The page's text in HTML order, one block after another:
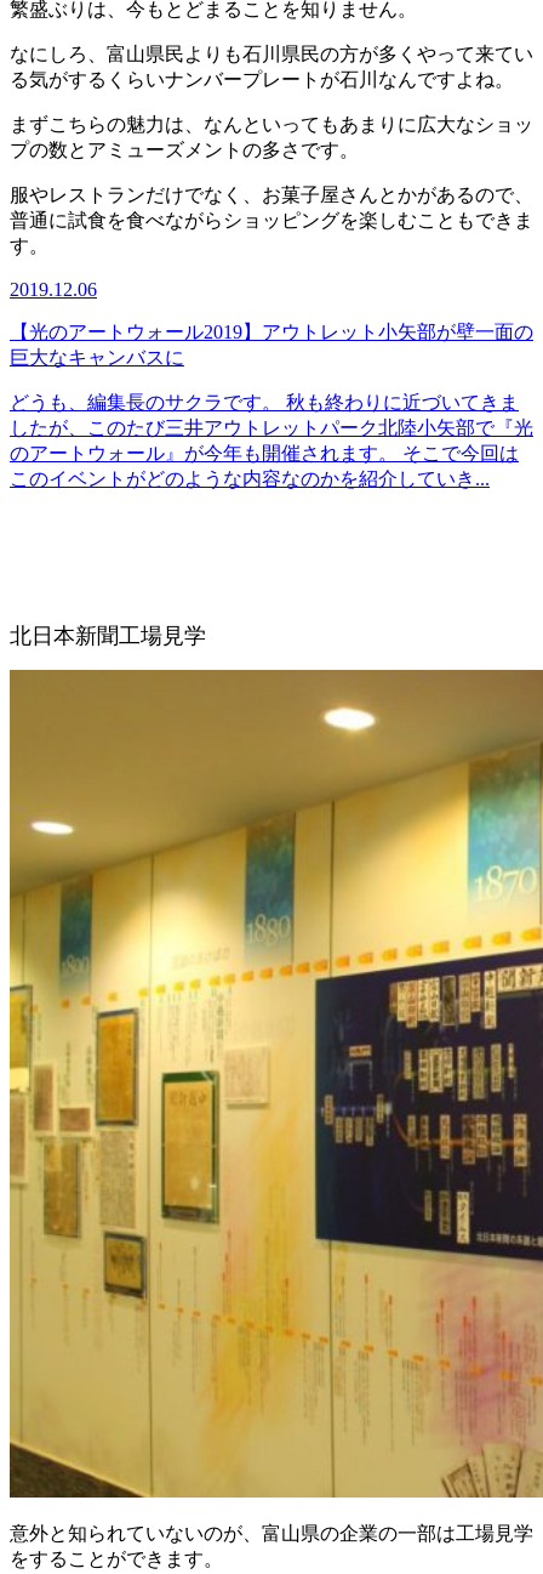
繁盛ぶりは、今もとどまることを知りません。
なにしろ、富山県民よりも石川県民の方が多くやって来てい
る気がするくらいナンバープレートが石川なんですよね。
まずこちらの魅力は、なんといってもあまりに広大なショッ
プの数とアミューズメントの多さです。
服やレストランだけでなく、お菓子屋さんとかがあるので、
普通に試食を食べながらショッピングを楽しむこともできま
す。
2019.12.06
【光のアートウォール2019】アウトレット小矢部が壁一面の
巨大なキャンバスに
どうも、編集長のサクラです。 秋も終わりに近づいてきま
したが、このたび三井アウトレットパーク北陸小矢部で『光
のアートウォール』が今年も開催されます。 そこで今回は
このイベントがどのような内容なのかを紹介していき...
北日本新聞工場見学
意外と知られていないのが、富山県の企業の一部は工場見学
をすることができます。